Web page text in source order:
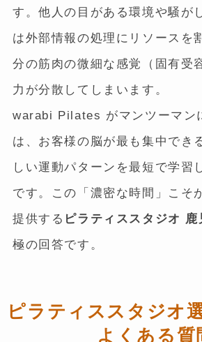
す。他人の目がある環境や騒が
は外部情報の処理にリソースを
分の筋肉の微細な感覚（固有受
力が分散してしまいます。
warabi Pilates がマンツーマン
は、お客様の脳が最も集中でき
しい運動パターンを最短で学習
です。この「濃密な時間」こそ
提供する ピラティススタジオ
極の回答です。
ピラティススタジオ
よくある質